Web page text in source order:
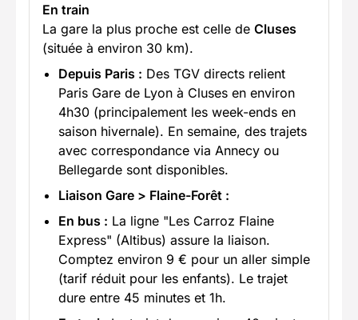
En train
La gare la plus proche est celle de Cluses
(située à environ 30 km).
Depuis Paris : Des TGV directs relient
Paris Gare de Lyon à Cluses en environ
4h30 (principalement les week-ends en
saison hivernale). En semaine, des trajets
avec correspondance via Annecy ou
Bellegarde sont disponibles.
Liaison Gare > Flaine-Forêt :
En bus : La ligne "Les Carroz Flaine
Express" (Altibus) assure la liaison.
Comptez environ 9 € pour un aller simple
(tarif réduit pour les enfants). Le trajet
dure entre 45 minutes et 1h.